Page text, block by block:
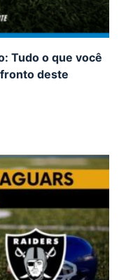
Tudo o que você
deste